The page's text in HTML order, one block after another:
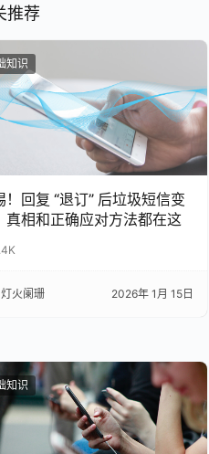
推荐
知识
！回复 “退订” 后垃圾短信变
真相和正确应对方法都在这
灯火阑珊 2026年 1月 15日
知识